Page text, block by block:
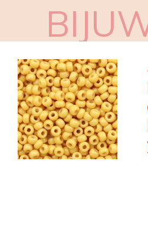
naar
hoofdinhoud